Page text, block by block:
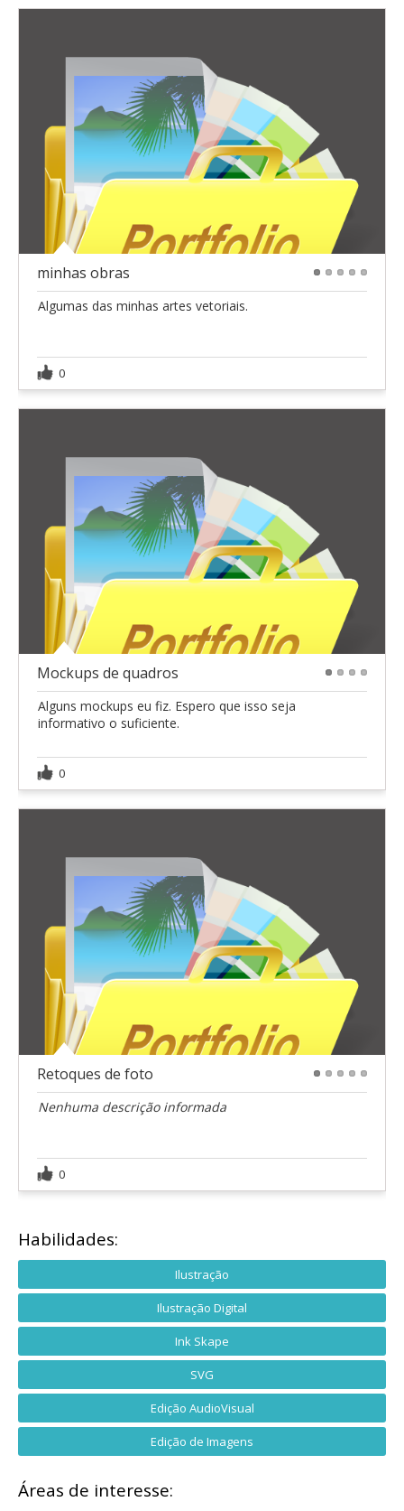
minhas obras
Algumas das minhas artes vetoriais.
0
Mockups de quadros
Alguns mockups eu fiz. Espero que isso seja
informativo o suficiente.
0
Retoques de foto
Nenhuma descrição informada
0
Habilidades:
Ilustração
Ilustração Digital
Ink Skape
SVG
Edição AudioVisual
Edição de Imagens
Áreas de interesse: